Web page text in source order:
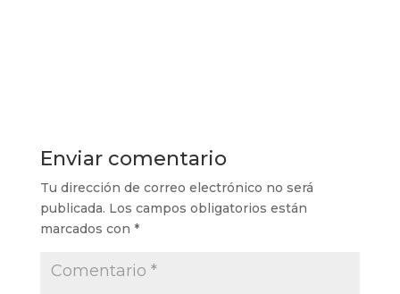
Enviar comentario
Tu dirección de correo electrónico no será
publicada. Los campos obligatorios están
marcados con *